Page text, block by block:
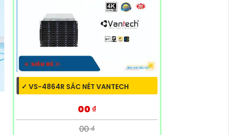
✓ VS-4864R SẮC NÉT VANTECH
00 ₫
00 ₫